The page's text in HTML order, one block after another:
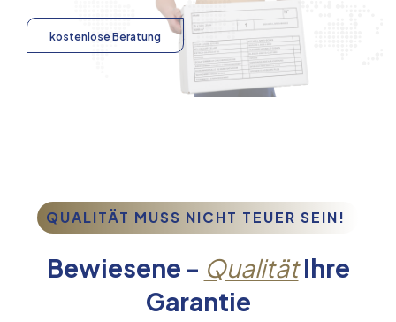
kostenlose Beratung
QUALITÄT MUSS NICHT TEUER SEIN!
Bewiesene - QualitätIhre
Garantie